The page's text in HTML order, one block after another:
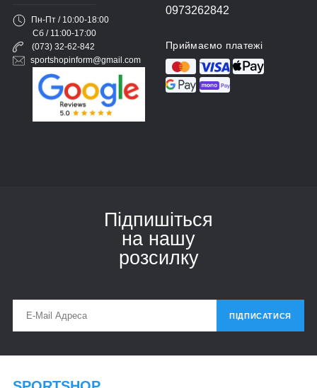
Пн-Пт / 10:00-18:00
Сб / 11:00-17:00
(073) 32-62-842
sportshopinform@gmail.com
0973262842
Приймаємо платежі
Підпишіться
на нашу
розсилку
ПІДПИСАТИСЯ